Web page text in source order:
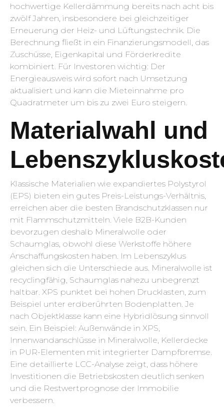
hochwertige Kellerdämmung bereits nach acht bis
zwölf Jahren, insbesondere bei gleichzeitiger
Erneuerung der Heiz- und Lüftungstechnik. Die
Berechnung fließt in ein Finanzierungsmodell, das
Zuschüsse, Eigenkapital und Förderkredite
kombiniert. Für Investoren wichtig: Der
Energieausweis wird sofort nach Umsetzung
aktualisiert und kann die Mieteinnahme pro
Quadratmeter um bis zu zwei Euro steigern.
Materialwahl und
Klassische Materialien wie expandiertes Polystyrol
(EPS) bieten ein gutes Preis-Leistungs-Verhältnis,
erreichen aber die besten Brandschutzklassen nur
mit Flammschutzmitteln. Viele B2B-Kunden
bevorzugen deshalb Mineralwolle oder
Schaumglas, obwohl diese Werkstoffe höhere
Anschaffungskosten haben. Im Lebenszyklus
gleichen sich die Unterschiede aus. Mineralwolle ist
recyclingfähig, Schaumglas nahezu unbegrenzt
haltbar. XPS punktet bei hohen Drucklasten, zum
Beispiel unter erdberührten Bodenplatten. Je
nach Objektklasse kann eine Hybridlösung sinnvoll
sein. Ein Beispiel: Außenwände in XPS,
Innenwandanschlüsse in Mineralwolle, Kellerdecke
in PUR-Elementen mit integrierter Dampfbremse.
Eine detaillierte LCC-Analyse zeigt, dass höhere
Investitionen die Betriebskosten deutlich senken
und die Restwertprognose der Immobilie
verbessern.